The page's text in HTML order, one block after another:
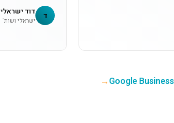
ד דוד ישראלי
ישראלי ושות'
→